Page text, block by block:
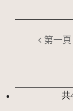
第一頁
共